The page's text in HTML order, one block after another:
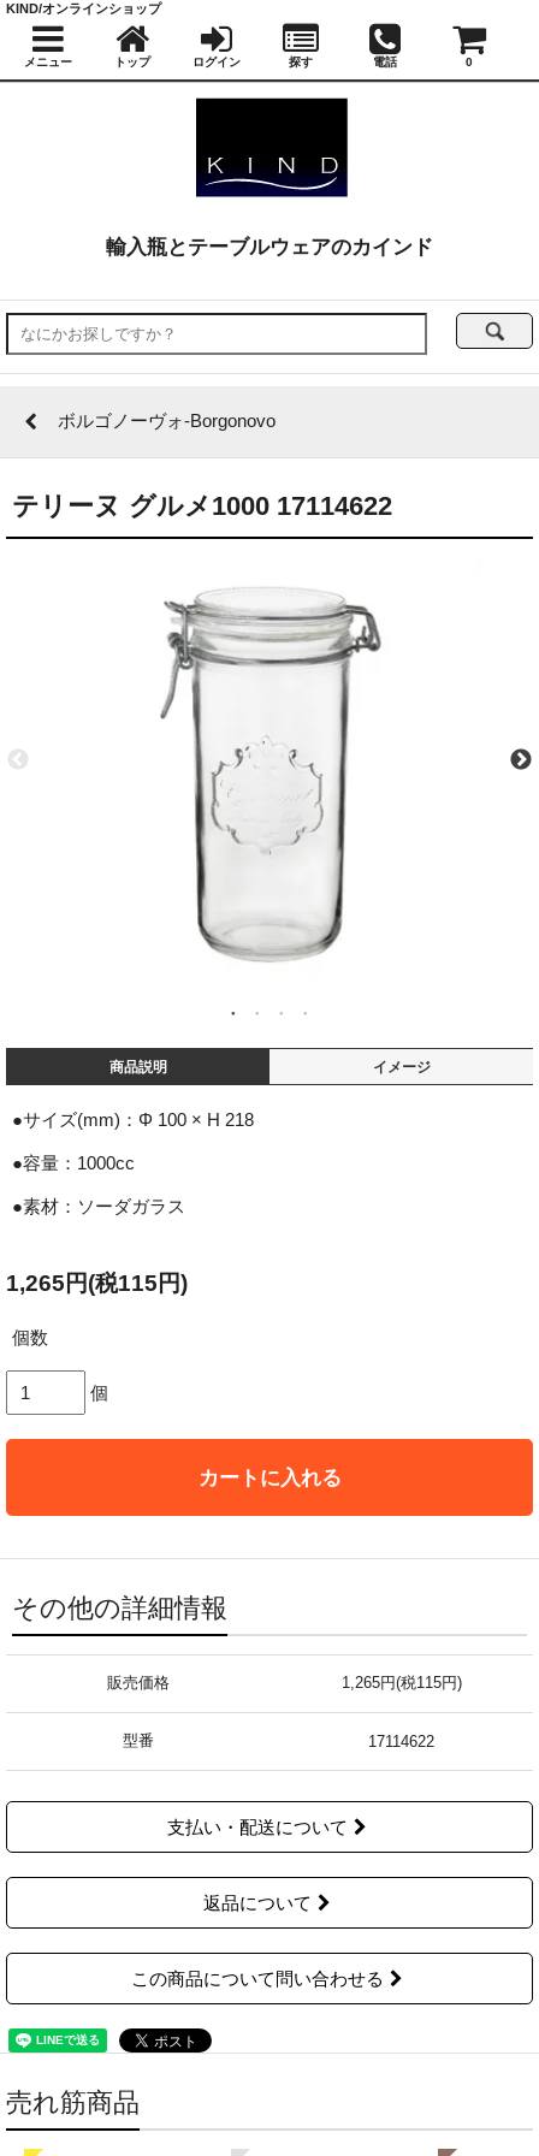
輸入瓶とテーブルウェアのカインド
ボルゴノーヴォ-Borgonovo
テリーヌ グルメ1000 17114622
商品説明 イメージ
●サイズ(mm)：Φ 100 × H 218
●容量：1000cc
●素材：ソーダガラス
1,265円(税115円)
個数
個
カートに入れる
その他の詳細情報
販売価格 1,265円(税115円)
型番 17114622
支払い・配送について
返品について
この商品について問い合わせる
売れ筋商品
KIND/オンラインショップ
メニュー トップ ログイン 探す 電話 0